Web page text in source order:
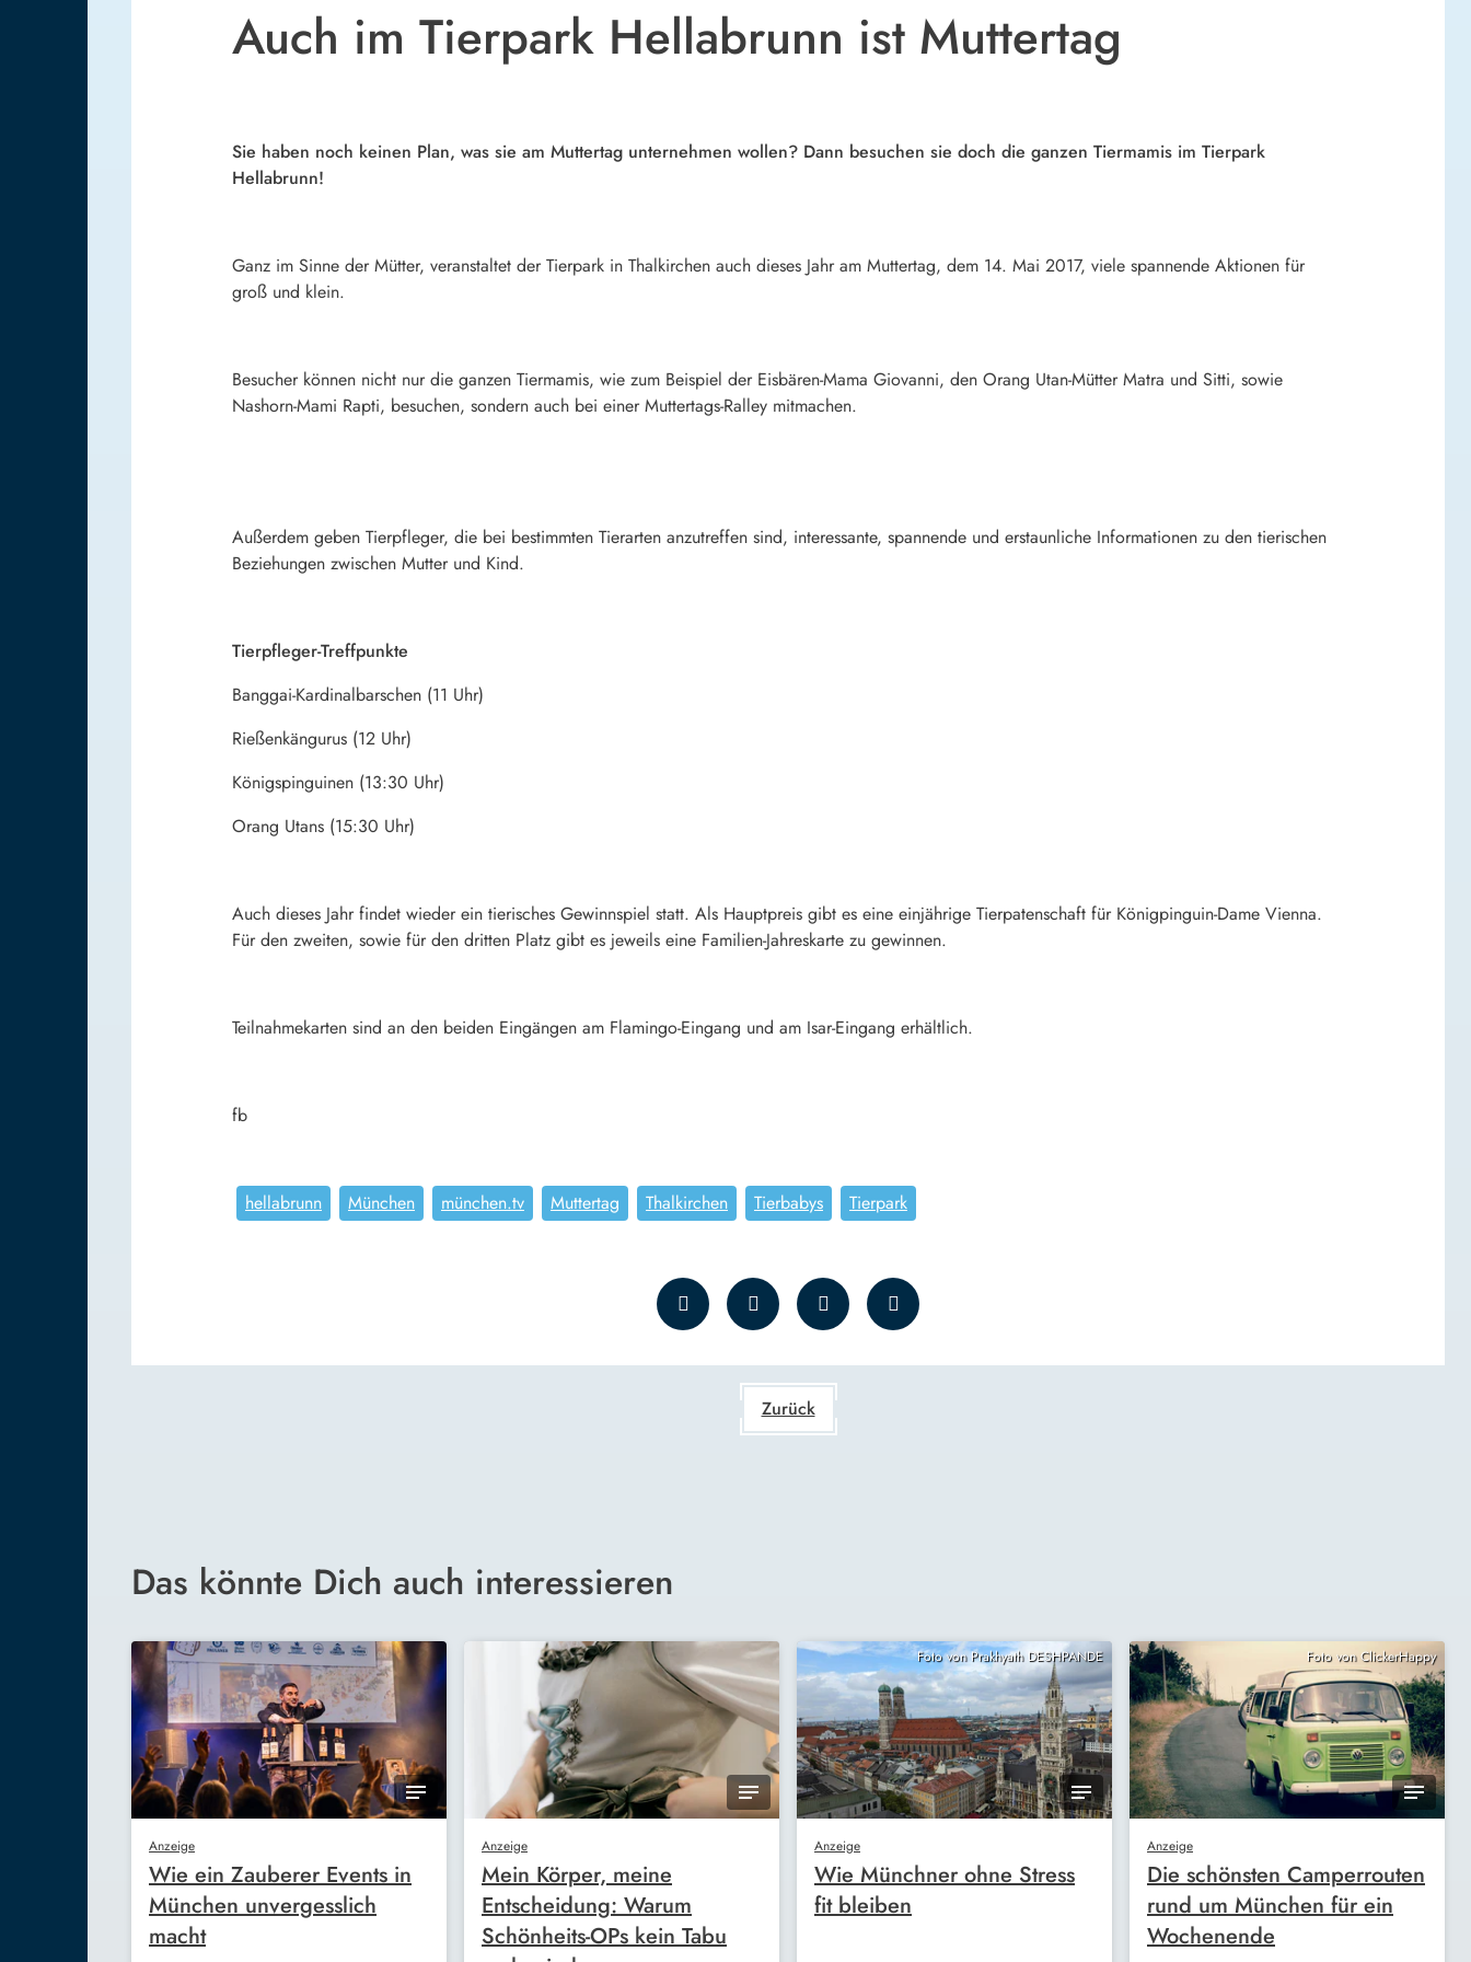
Auch im Tierpark Hellabrunn ist Muttertag
Sie haben noch keinen Plan, was sie am Muttertag unternehmen wollen? Dann besuchen sie doch die ganzen Tiermamis im Tierpark
Hellabrunn!
Ganz im Sinne der Mütter, veranstaltet der Tierpark in Thalkirchen auch dieses Jahr am Muttertag, dem 14. Mai 2017, viele spannende Aktionen für
groß und klein.
Besucher können nicht nur die ganzen Tiermamis, wie zum Beispiel der Eisbären-Mama Giovanni, den Orang Utan-Mütter Matra und Sitti, sowie
Nashorn-Mami Rapti, besuchen, sondern auch bei einer Muttertags-Ralley mitmachen.
Außerdem geben Tierpfleger, die bei bestimmten Tierarten anzutreffen sind, interessante, spannende und erstaunliche Informationen zu den tierischen
Beziehungen zwischen Mutter und Kind.
Tierpfleger-Treffpunkte
Banggai-Kardinalbarschen (11 Uhr)
Rießenkängurus (12 Uhr)
Königspinguinen (13:30 Uhr)
Orang Utans (15:30 Uhr)
Auch dieses Jahr findet wieder ein tierisches Gewinnspiel statt. Als Hauptpreis gibt es eine einjährige Tierpatenschaft für Königpinguin-Dame Vienna.
Für den zweiten, sowie für den dritten Platz gibt es jeweils eine Familien-Jahreskarte zu gewinnen.
Teilnahmekarten sind an den beiden Eingängen am Flamingo-Eingang und am Isar-Eingang erhältlich.
fb
hellabrunn München münchen.tv Muttertag Thalkirchen Tierbabys Tierpark
Zurück
Das könnte Dich auch interessieren
Anzeige
Wie ein Zauberer Events in
München unvergesslich
macht
Anzeige
Mein Körper, meine
Entscheidung: Warum
Schönheits-OPs kein Tabu
Foto von Prakhyath DESHPANDE
Anzeige
Wie Münchner ohne Stress
fit bleiben
Foto von ClickerHappy
Anzeige
Die schönsten Camperrouten
rund um München für ein
Wochenende